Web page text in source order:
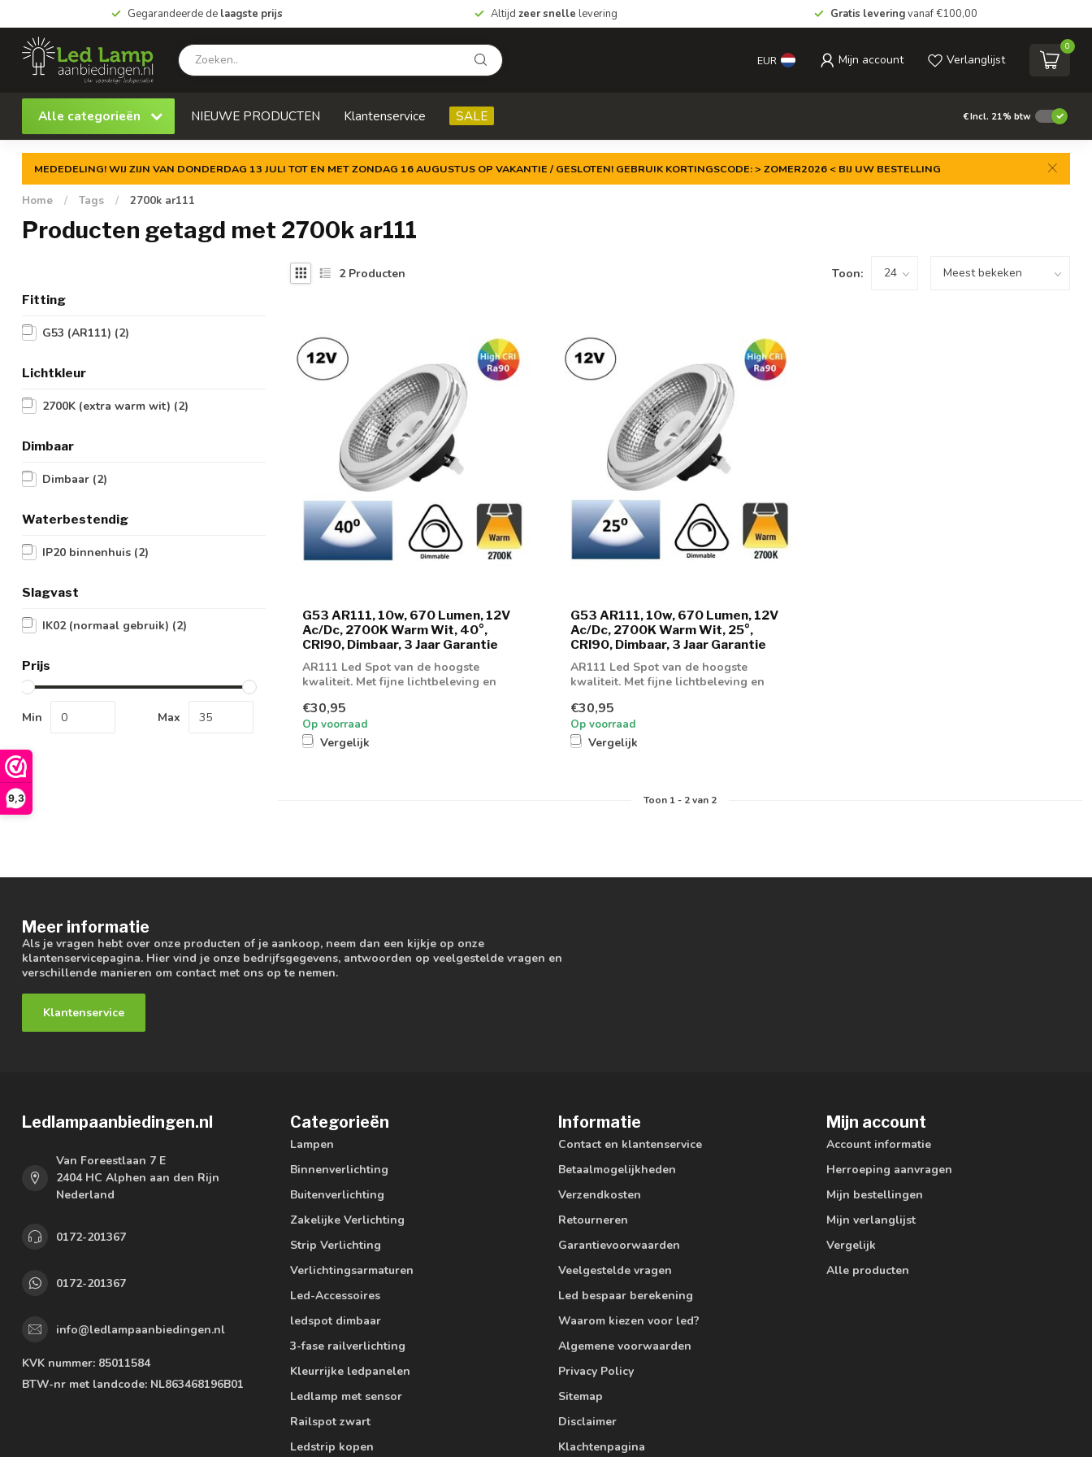
9,3
Gegarandeerde de laagste prijs Altijd zeer snelle levering Gratis leveringvanaf €100,00
EUR Mijn account Verlanglijst
0
Alle categorieën NIEUWE PRODUCTEN Klantenservice SALE €Incl. 21% btw
MEDEDELING! WIJ ZIJN VAN DONDERDAG 13 JULI TOT EN MET ZONDAG 16 AUGUSTUS OP VAKANTIE / GESLOTEN! GEBRUIK KORTINGSCODE: > ZOMER2026 < BIJ UW BESTELLING
Home / Tags / 2700k ar111
Producten getagd met 2700k ar111
Fitting
G53 (AR111) (2)
Lichtkleur
2700K (extra warm wit) (2)
Dimbaar
Dimbaar (2)
Waterbestendig
IP20 binnenhuis (2)
Slagvast
IK02 (normaal gebruik) (2)
Prijs
Min Max
2Producten Toon:
G53 AR111, 10w, 670 Lumen, 12V
Ac/Dc, 2700K Warm Wit, 40°,
CRI90, Dimbaar, 3 Jaar Garantie
AR111 Led Spot van de hoogste
kwaliteit. Met fijne lichtbeleving en
€30,95
Op voorraad
Vergelijk
G53 AR111, 10w, 670 Lumen, 12V
Ac/Dc, 2700K Warm Wit, 25°,
CRI90, Dimbaar, 3 Jaar Garantie
AR111 Led Spot van de hoogste
kwaliteit. Met fijne lichtbeleving en
€30,95
Op voorraad
Vergelijk
Toon 1- 2van 2
Meer informatie
Als je vragen hebt over onze producten of je aankoop, neem dan een kijkje op onze
klantenservicepagina. Hier vind je onze bedrijfsgegevens, antwoorden op veelgestelde vragen en
verschillende manieren om contact met ons op te nemen.
Klantenservice
Ledlampaanbiedingen.nl
Van Foreestlaan 7 E
2404 HC Alphen aan den Rijn
Nederland
0172-201367
0172-201367
info@ledlampaanbiedingen.nl
KVK nummer: 85011584
BTW-nr met landcode: NL863468196B01
Categorieën
Lampen
Binnenverlichting
Buitenverlichting
Zakelijke Verlichting
Strip Verlichting
Verlichtingsarmaturen
Led-Accessoires
ledspot dimbaar
3-fase railverlichting
Kleurrijke ledpanelen
Ledlamp met sensor
Railspot zwart
Ledstrip kopen
Informatie
Contact en klantenservice
Betaalmogelijkheden
Verzendkosten
Retourneren
Garantievoorwaarden
Veelgestelde vragen
Led bespaar berekening
Waarom kiezen voor led?
Algemene voorwaarden
Privacy Policy
Sitemap
Disclaimer
Klachtenpagina
Mijn account
Account informatie
Herroeping aanvragen
Mijn bestellingen
Mijn verlanglijst
Vergelijk
Alle producten